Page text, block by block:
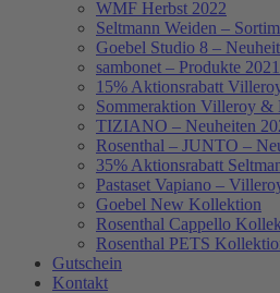
WMF Herbst 2022
Seltmann Weiden –
Goebel Studio 8 –
sambonet – Produkte 2021
15% Aktionsrabatt
Sommeraktion Villeroy &
TIZIANO – Neuheiten
Rosenthal – JUNTO –
35% Aktionsrabatt
Pastaset Vapiano –
Goebel New Kollektion
Rosenthal Cappello
Rosenthal PETS
Gutschein
Kontakt